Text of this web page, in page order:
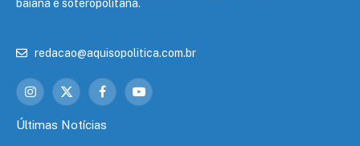
baiana e soteropolitana.
redacao@aquisopolitica.com.br
Instagram
X
FacebookYouTube
Últimas Notícias